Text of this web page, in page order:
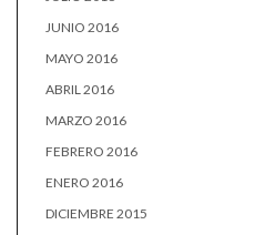
JUNIO 2016
MAYO 2016
ABRIL 2016
MARZO 2016
FEBRERO 2016
ENERO 2016
DICIEMBRE 2015